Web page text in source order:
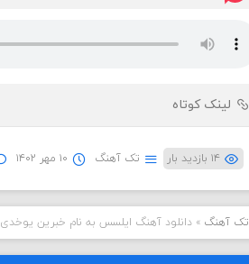
لینک کوتاه
۱۴ بازدید بار تک آهنگ ۱۰ مهر ۱۴۰۲
تک آهنگ »دانلود آهنگ ایلسس به نام خبرین یوخدی